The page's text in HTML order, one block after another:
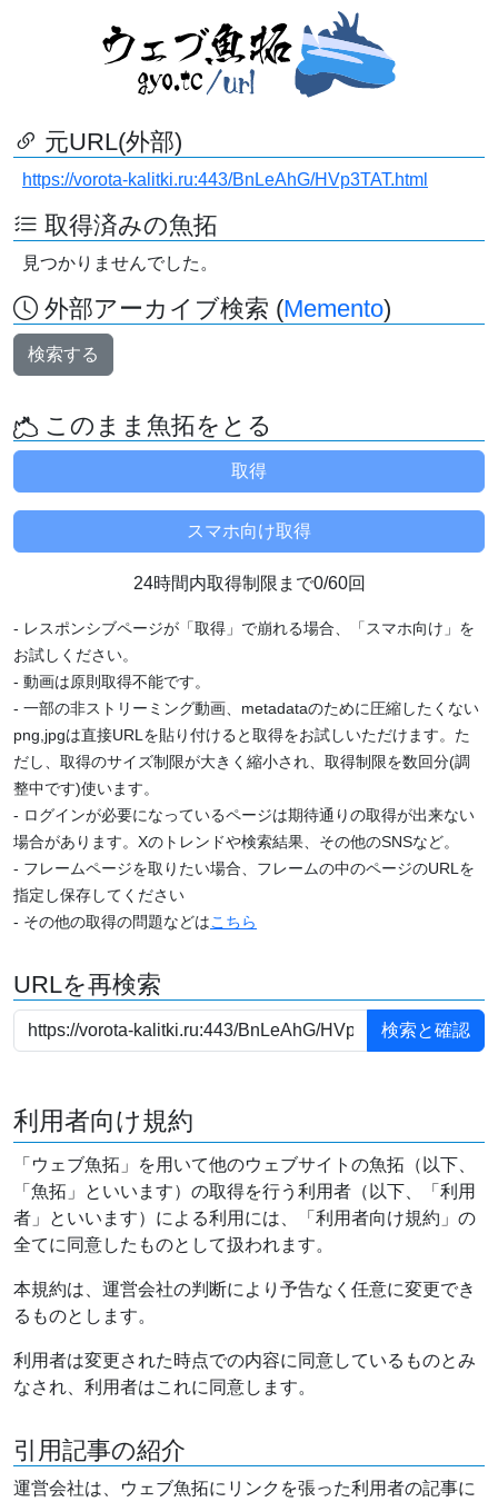
元URL(外部)
https://vorota-kalitki.ru:443/BnLeAhG/HVp3TAT.html
取得済みの魚拓
見つかりませんでした。
外部アーカイブ検索 (Memento)
検索する
このまま魚拓をとる
24時間内取得制限まで0/60回
- レスポンシブページが「取得」で崩れる場合、「スマホ向け」を
お試しください。
- 動画は原則取得不能です。
- 一部の非ストリーミング動画、metadataのために圧縮したくない
png,jpgは直接URLを貼り付けると取得をお試しいただけます。た
だし、取得のサイズ制限が大きく縮小され、取得制限を数回分(調
整中です)使います。
- ログインが必要になっているページは期待通りの取得が出来ない
場合があります。Xのトレンドや検索結果、その他のSNSなど。
- フレームページを取りたい場合、フレームの中のページのURLを
指定し保存してください
- その他の取得の問題などはこちら
URLを再検索
利用者向け規約
「ウェブ魚拓」を用いて他のウェブサイトの魚拓（以下、
「魚拓」といいます）の取得を行う利用者（以下、「利用
者」といいます）による利用には、「利用者向け規約」の
全てに同意したものとして扱われます。
本規約は、運営会社の判断により予告なく任意に変更でき
るものとします。
利用者は変更された時点での内容に同意しているものとみ
なされ、利用者はこれに同意します。
引用記事の紹介
運営会社は、ウェブ魚拓にリンクを張った利用者の記事に